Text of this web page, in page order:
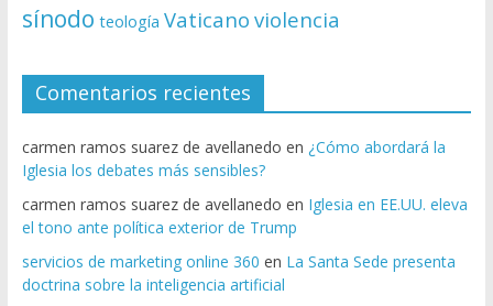
sínodo teología Vaticano violencia
Comentarios recientes
carmen ramos suarez de avellanedo en ¿Cómo abordará la
Iglesia los debates más sensibles?
carmen ramos suarez de avellanedo en Iglesia en EE.UU. eleva
el tono ante política exterior de Trump
servicios de marketing online 360 en La Santa Sede presenta
doctrina sobre la inteligencia artificial